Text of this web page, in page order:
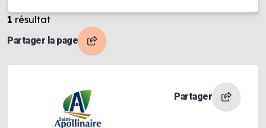
1 résultat
Partager la page
Partager